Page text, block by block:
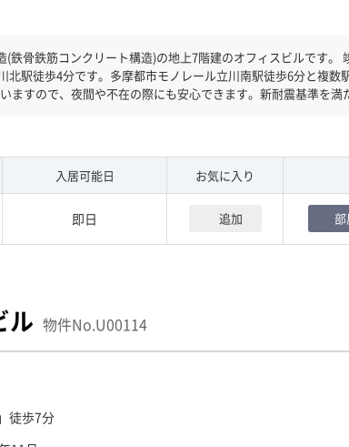
骨鉄筋コンクリート構造)の地上7階建のオフィスビルです。 竣工1990
北駅徒歩4分です。多摩都市モノレール立川南駅徒歩6分と複数
ますので、夜間や不在の際にも安心できます。新耐震基準を満
入居可能日 お気に入り
即日 追加 部
ル 物件No.U00114
」徒歩7分